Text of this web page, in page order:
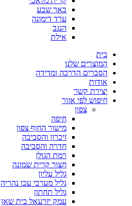
באר שבע
ערד דימונה
הנגב
אילת
בית
המוצרים שלנו
הסברים הדרכה ומדידה
אודות
יצירת קשר
חיפוש לפי אזור
צפון
חיפה
מישור החוף צפון
זיכרון והסביבה
חדרה והסביבה
רמת הגולן
חצור קרית שמונה
גליל עליון
גליל מערבי עכו נהריה
גליל תחתון
עמק יזרעאל בית שאן